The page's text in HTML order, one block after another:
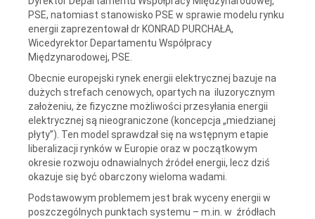
PSE, natomiast stanowisko PSE w sprawie modelu rynku
energii zaprezentował dr KONRAD PURCHAŁA,
Wicedyrektor Departamentu Współpracy
Międzynarodowej, PSE.
Obecnie europejski rynek energii elektrycznej bazuje na
dużych strefach cenowych, opartych na iluzorycznym
założeniu, że fizyczne możliwości przesyłania energii
elektrycznej są nieograniczone (koncepcja „miedzianej
płyty”). Ten model sprawdzał się na wstępnym etapie
liberalizacji rynków w Europie oraz w początkowym
okresie rozwoju odnawialnych źródeł energii, lecz dziś
okazuje się być obarczony wieloma wadami.
Podstawowym problemem jest brak wyceny energii w
poszczególnych punktach systemu – m.in. w źródłach